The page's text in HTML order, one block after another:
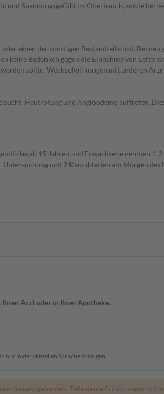
und Spannungsgefühl im Oberbauch, sowie
einen der sonstigen Bestandteile bist. Bei
keine Bedenken gegen die Einnahme von
sollte. Wechselwirkungen mit anderen
Hautrötung und Angioödeme auftreten.
ab 15 Jahren und Erwachsene nehmen
und 2 Kautabletten am Morgen
Ihren Arzt oder in Ihrer Apotheke.
nur in der aktuellen Sprache anzeigen.
gefunden. Teile deine Erfahrungen mit